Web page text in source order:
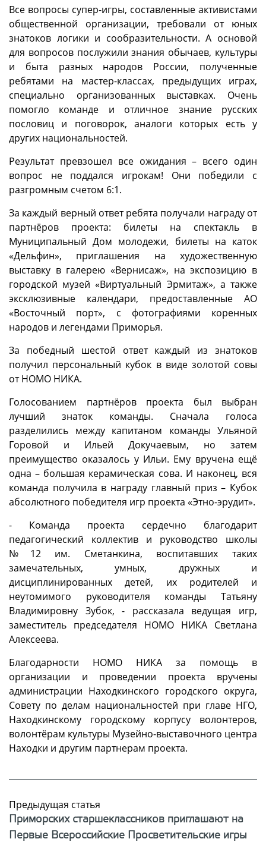
Все вопросы супер-игры, составленные активистами
общественной организации, требовали от юных
знатоков логики и сообразительности. А основой
для вопросов послужили знания обычаев, культуры
и быта разных народов России, полученные
ребятами на мастер-классах, предыдущих играх,
специально организованных выставках. Очень
помогло команде и отличное знание русских
пословиц и поговорок, аналоги которых есть у
других национальностей.
Результат превзошел все ожидания – всего один
вопрос не поддался игрокам! Они победили с
разгромным счетом 6:1.
За каждый верный ответ ребята получали награду от
партнёров проекта: билеты на спектакль в
Муниципальный Дом молодежи, билеты на каток
«Дельфин», приглашения на художественную
выставку в галерею «Вернисаж», на экспозицию в
городской музей «Виртуальный Эрмитаж», а также
эксклюзивные календари, предоставленные АО
«Восточный порт», с фотографиями коренных
народов и легендами Приморья.
За победный шестой ответ каждый из знатоков
получил персональный кубок в виде золотой совы
от НОМО НИКА.
Голосованием партнёров проекта был выбран
лучший знаток команды. Сначала голоса
разделились между капитаном команды Ульяной
Горовой и Ильей Докучаевым, но затем
преимущество оказалось у Ильи. Ему вручена ещё
одна – большая керамическая сова. И наконец, вся
команда получила в награду главный приз – Кубок
абсолютного победителя игр проекта «Этно-эрудит».
- Команда проекта сердечно благодарит
педагогический коллектив и руководство школы
№12 им. Сметанкина, воспитавших таких
замечательных, умных, дружных и
дисциплинированных детей, их родителей и
неутомимого руководителя команды Татьяну
Владимировну Зубок, - рассказала ведущая игр,
заместитель председателя НОМО НИКА Светлана
Алексеева.
Благодарности НОМО НИКА за помощь в
организации и проведении проекта вручены
администрации Находкинского городского округа,
Совету по делам национальностей при главе НГО,
Находкинскому городскому корпусу волонтеров,
волонтёрам культуры Музейно-выставочного центра
Находки и другим партнерам проекта.
Предыдущая статья
Приморских старшеклассников приглашают на
Первые Всероссийские Просветительские игры